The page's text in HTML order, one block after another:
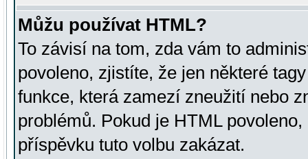
Můžu používat HTML?
To závisí na tom, zda vám to
povoleno, zjistíte, že jen některé
funkce, která zamezí zneužití nebo
problémů. Pokud je HTML
příspěvku tuto volbu zakázat.